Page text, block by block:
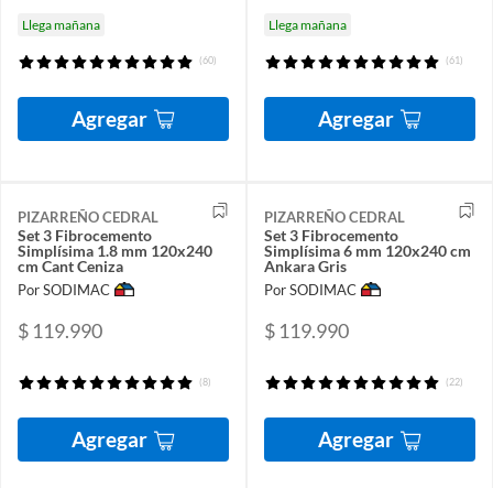
Llega mañana
(60)
Agregar
Llega mañana
(61)
Agregar
PIZARREÑO CEDRAL
Set 3 Fibrocemento
Simplísima 1.8 mm 120x240
cm Cant Ceniza
Por SODIMAC
$ 119.990
(8)
Agregar
PIZARREÑO CEDRAL
Set 3 Fibrocemento
Simplísima 6 mm 120x240 cm
Ankara Gris
Por SODIMAC
$ 119.990
(22)
Agregar